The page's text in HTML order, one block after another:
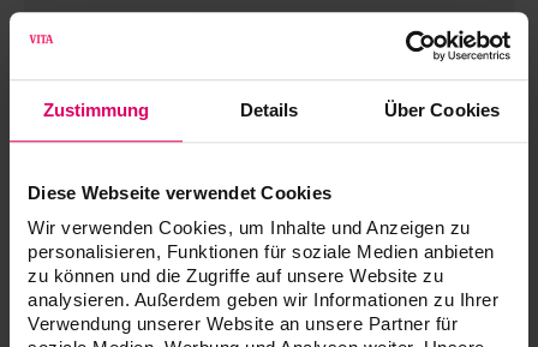
Zustimmung Details Über Cookies
Diese Webseite verwendet Cookies
Wir verwenden Cookies, um Inhalte und Anzeigen zu
personalisieren, Funktionen für soziale Medien anbieten
zu können und die Zugriffe auf unsere Website zu
analysieren. Außerdem geben wir Informationen zu Ihrer
Verwendung unserer Website an unsere Partner für
Datenschutzeinstellungen
Präferenzen, um die Karte
Datenschutzeinstellungen öffnen